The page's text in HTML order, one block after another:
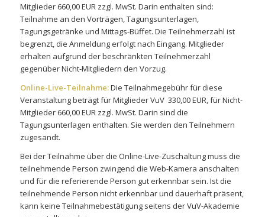
Mitglieder 660,00 EUR zzgl. MwSt. Darin enthalten sind:
Teilnahme an den Vorträgen, Tagungsunterlagen,
Tagungsgetränke und Mittags-Büffet. Die Teilnehmerzahl ist
begrenzt, die Anmeldung erfolgt nach Eingang. Mitglieder
erhalten aufgrund der beschränkten Teilnehmerzahl
gegenüber Nicht-Mitgliedern den Vorzug.
Online-Live-Teilnahme:Die Teilnahmegebühr für diese
Veranstaltung beträgt für Mitglieder VuV 330,00 EUR, für Nicht-
Mitglieder 660,00 EUR zzgl. MwSt. Darin sind die
Tagungsunterlagen enthalten. Sie werden den Teilnehmern
zugesandt.
Bei der Teilnahme über die Online-Live-Zuschaltung muss die
teilnehmende Person zwingend die Web-Kamera anschalten
und für die referierende Person gut erkennbar sein. Ist die
teilnehmende Person nicht erkennbar und dauerhaft präsent,
kann keine Teilnahmebestätigung seitens der VuV-Akademie